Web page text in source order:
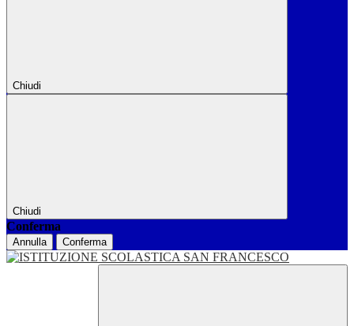
Chiudi
Chiudi
Conferma
Annulla Conferma